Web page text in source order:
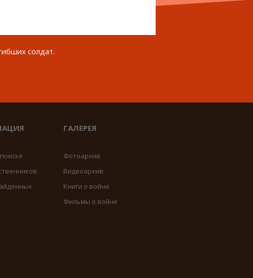
солдат.
ГАЛЕРЕЯ
Фотоархив
Видеоархив
Книги о войне
Фильмы о войне